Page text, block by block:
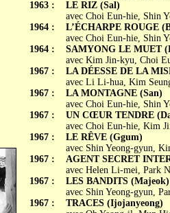
1963 :
1964 :
1964 :
1967 :
1967 :
1967 :
1967 :
1967 :
1967 :
1967 :
LE RIZ (Sal)
avec Choi Eun-hie, Shin
L’ÉCHARPE ROUGE
avec Choi Eun-hie, Shin
SAMYONG LE MUET
avec Kim Jin-kyu, Choi
LA DÉESSE DE LA
avec Li Li-hua, Kim
LA MONTAGNE (San)
avec Choi Eun-hie, Shin
UN CŒUR TENDRE
avec Choi Eun-hie, Kim
LE RÊVE (Ggum)
avec Shin Yeong-gyun,
AGENT SECRET
avec Helen Li-mei, Park
LES BANDITS (Majeok)
avec Shin Yeong-gyun,
TRACES (Ijojanyeong)